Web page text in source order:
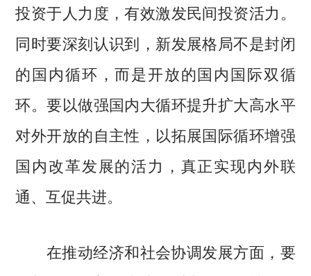
投资于人力度，有效激发民间投资活力。
同时要深刻认识到，新发展格局不是封闭
的国内循环，而是开放的国内国际双循
环。要以做强国内大循环提升扩大高水平
对外开放的自主性，以拓展国际循环增强
国内改革发展的活力，真正实现内外联
通、互促共进。
在推动经济和社会协调发展方面，要